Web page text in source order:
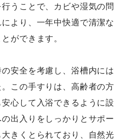
うことで、カビや湿気の問
より、一年中快適で清潔な
ができます。
安全を考慮し、浴槽内には
この手すりは、高齢者の方
心して入浴できるように設
出入りをしっかりとサポー
大きくとられており、自然光